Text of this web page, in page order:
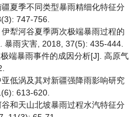
夏季不同类型暴雨精细化特征分
747-756.
犁河谷夏季两次极端暴雨过程的
暴雨灾害, 2018, 37(5): 435-444.
端暴雨事件的成因分析[J]. 高原气
低涡及其对新疆强降雨影响研究
613-620.
和天山北坡暴雨过程水汽特征分